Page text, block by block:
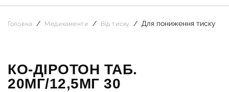
Головна Медикаменти Від тиску Для пониження тиску
КО-ДІРОТОН ТАБ.
20МГ/12,5МГ 30